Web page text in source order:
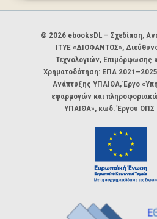
Χορηγοί και φορείς
© 2026 ebooksDL – Σχεδίαση,
ΙΤΥΕ «ΔΙΟΦΑΝΤΟΣ»,
Τεχνολογιών, Επιμόρφωσης
Χρηματοδότηση: ΕΠΑ
Ανάπτυξης ΥΠΑΙΘΑ, Έργο
εφαρμογών και
ΥΠΑΙΘΑ», κωδ. Έργου ΟΠΣ